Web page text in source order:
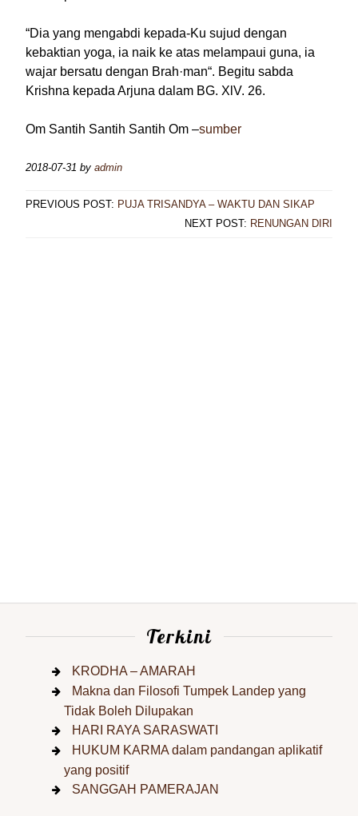
“Dia yang mengabdi kepada-Ku sujud dengan
kebaktian yoga, ia naik ke atas melampaui guna, ia
wajar bersatu dengan Brah·man“. Begitu sabda
Krishna kepada Arjuna dalam BG. XlV. 26.
Om Santih Santih Santih Om –sumber
2018-07-31 by admin
PREVIOUS POST: PUJA TRISANDYA – WAKTU DAN SIKAP
NEXT POST: RENUNGAN DIRI
Terkini
KRODHA – AMARAH
Makna dan Filosofi Tumpek Landep yang
Tidak Boleh Dilupakan
HARI RAYA SARASWATI
HUKUM KARMA dalam pandangan aplikatif
yang positif
SANGGAH PAMERAJAN